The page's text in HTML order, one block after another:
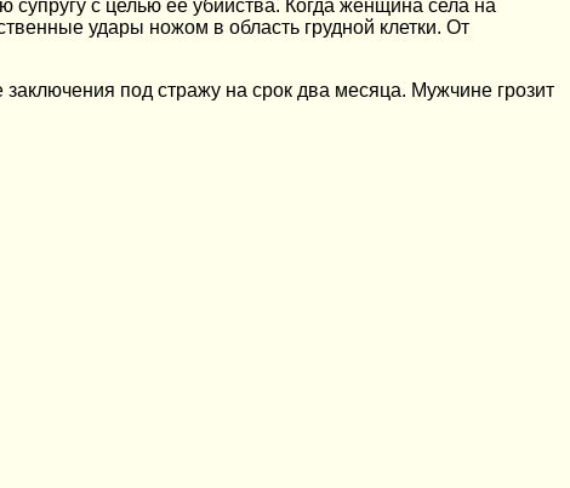
с целью ее убийства. Когда женщина села на
удары ножом в область грудной клетки. От
под стражу на срок два месяца. Мужчине грозит